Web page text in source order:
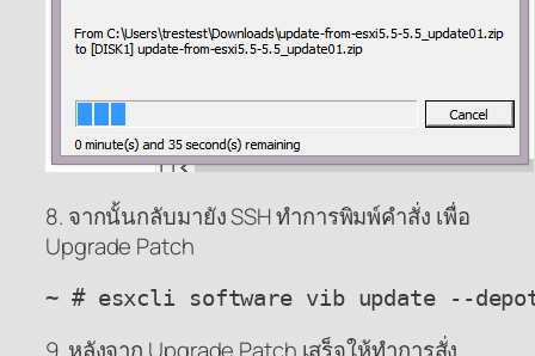
8. จากนั้นกลับมายัง SSH ทำการพิมพ์คำสั่ง เพื่อ
Upgrade Patch